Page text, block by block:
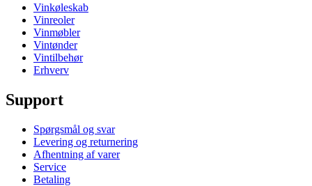
Vinkøleskab
Vinreoler
Vinmøbler
Vintønder
Vintilbehør
Erhverv
Support
Spørgsmål og svar
Levering og returnering
Afhentning af varer
Service
Betaling